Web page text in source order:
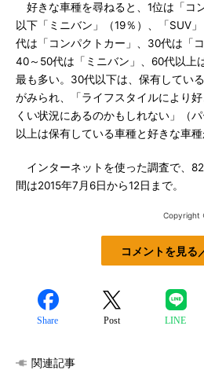
好きな車種を尋ねると、1位は「コ
以下「ミニバン」（19％）、「SUV
代は「コンパクトカー」、30代は「
40～50代は「ミニバン」、60代以上
最も多い。30代以下は、保有してい
がみられ、「ライフスタイルにより
くい状況にあるのかもしれない」（
以上は保有している車種と好きな車種
インターネットを使った調査で、
間は2015年7月6日から12日まで。
Copyright
コメントを見る
Share Post LINE
関連記事